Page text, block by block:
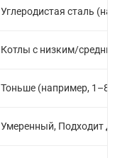
Углеродистая сталь
Котлы с низким/средним
Тоньше (например, 1–8 мм
Умеренный, Подходит для